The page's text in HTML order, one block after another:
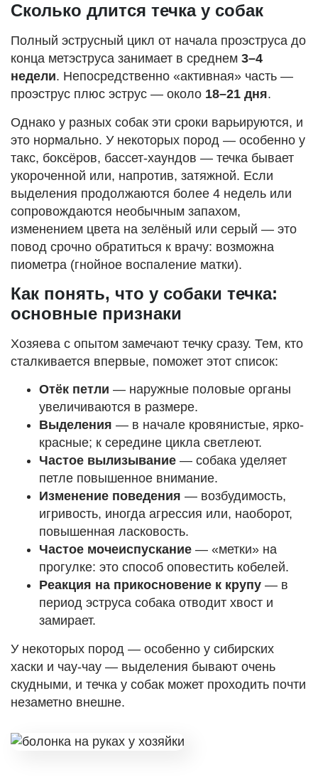
Сколько длится течка у собак
Полный эструсный цикл от начала проэструса до
конца метэструса занимает в среднем 3–4
недели. Непосредственно «активная» часть —
проэструс плюс эструс — около 18–21 дня.
Однако у разных собак эти сроки варьируются, и
это нормально. У некоторых пород — особенно у
такс, боксёров, бассет-хаундов — течка бывает
укороченной или, напротив, затяжной. Если
выделения продолжаются более 4 недель или
сопровождаются необычным запахом,
изменением цвета на зелёный или серый — это
повод срочно обратиться к врачу: возможна
пиометра (гнойное воспаление матки).
Как понять, что у собаки течка:
основные признаки
Хозяева с опытом замечают течку сразу. Тем, кто
сталкивается впервые, поможет этот список:
Отёк петли — наружные половые органы
увеличиваются в размере.
Выделения — в начале кровянистые, ярко-
красные; к середине цикла светлеют.
Частое вылизывание — собака уделяет
петле повышенное внимание.
Изменение поведения — возбудимость,
игривость, иногда агрессия или, наоборот,
повышенная ласковость.
Частое мочеиспускание — «метки» на
прогулке: это способ оповестить кобелей.
Реакция на прикосновение к крупу — в
период эструса собака отводит хвост и
замирает.
У некоторых пород — особенно у сибирских
хаски и чау-чау — выделения бывают очень
скудными, и течка у собак может проходить почти
незаметно внешне.